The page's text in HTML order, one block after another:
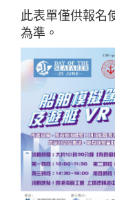
此表單僅供報名
為準。